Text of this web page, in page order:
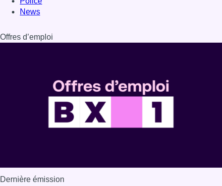
News
Offres d’emploi
Dernière émission